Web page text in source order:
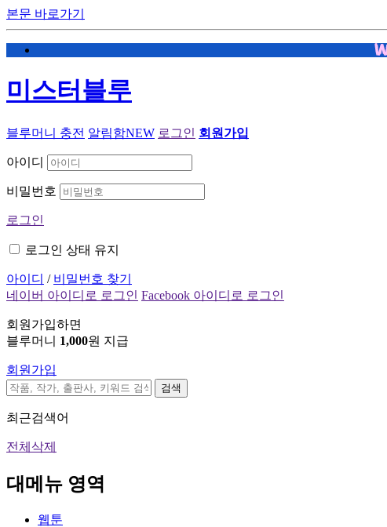
본문 바로가기
미스터블루
블루머니 충전 알림함NEW 로그인 회원가입
아이디
비밀번호
로그인
로그인 상태 유지
아이디 / 비밀번호 찾기
네이버 아이디로 로그인 Facebook 아이디로 로그인
회원가입하면
블루머니 1,000원 지급
회원가입
검색
최근검색어
전체삭제
대메뉴 영역
웹툰